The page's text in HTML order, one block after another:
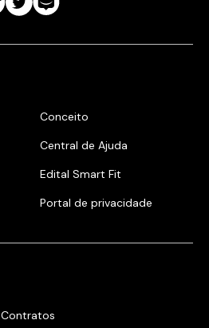
Conceito
Central de Ajuda
Edital Smart Fit
Portal de privacidade
Contratos